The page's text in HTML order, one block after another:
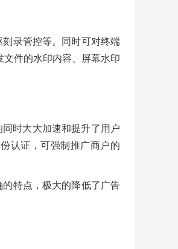
录管控等。同时可对终端
件的水印内容、屏幕水印
时大大加速和提升了用户
认证，可强制推广商户的
特点，极大的降低了广告